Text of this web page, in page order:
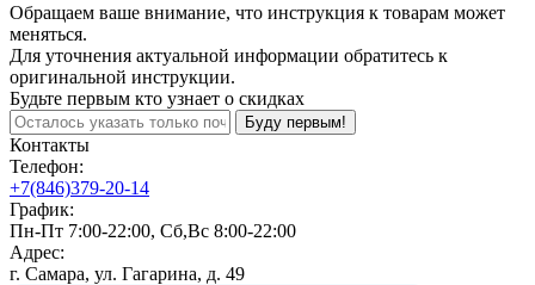
Обращаем ваше внимание, что инструкция к товарам может
меняться.
Для уточнения актуальной информации обратитесь к
оригинальной инструкции.
Будьте первым кто узнает о скидках
Буду первым!
Контакты
Телефон:
+7(846)379-20-14
График:
Пн-Пт 7:00-22:00, Сб,Вс 8:00-22:00
Адрес:
г. Самара, ул. Гагарина, д. 49